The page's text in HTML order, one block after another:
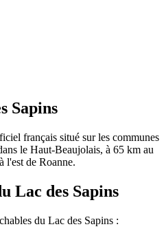
Sapins
français situé sur les communes
le Haut-Beaujolais, à 65 km au
l'est de Roanne.
Lac des Sapins
du Lac des Sapins :